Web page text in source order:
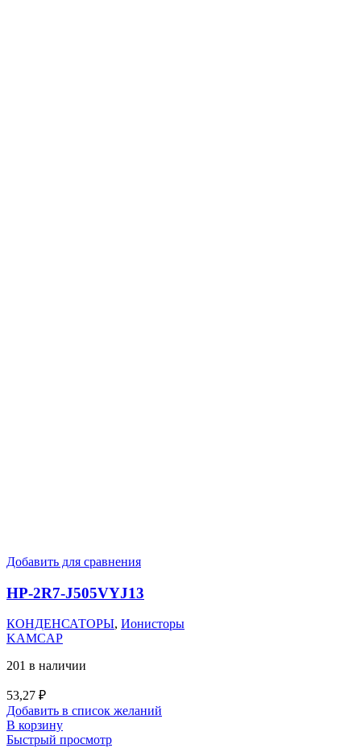
Добавить для сравнения
HP-2R7-J505VYJ13
КОНДЕНСАТОРЫ, Ионисторы
KAMCAP
201 в наличии
53,27 ₽
Добавить в список желаний
В корзину
Быстрый просмотр